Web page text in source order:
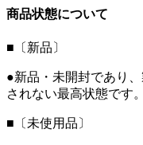
商品状態について
■〔新品〕
●新品・未開封であり
されない最高状態です。
■〔未使用品〕